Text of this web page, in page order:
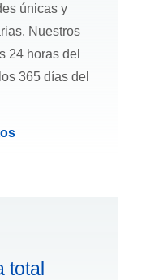
únicas y
Nuestros
24 horas del
365 días del
total